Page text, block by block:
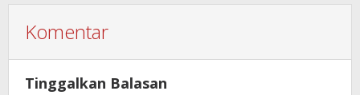
Komentar
Tinggalkan Balasan